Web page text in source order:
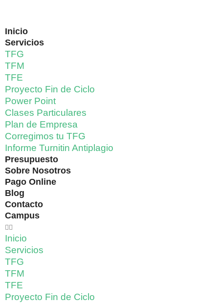
Inicio
Servicios
TFG
TFM
TFE
Proyecto Fin de Ciclo
Power Point
Clases Particulares
Plan de Empresa
Corregimos tu TFG
Informe Turnitin Antiplagio
Presupuesto
Sobre Nosotros
Pago Online
Blog
Contacto
Campus
Inicio
Servicios
TFG
TFM
TFE
Proyecto Fin de Ciclo